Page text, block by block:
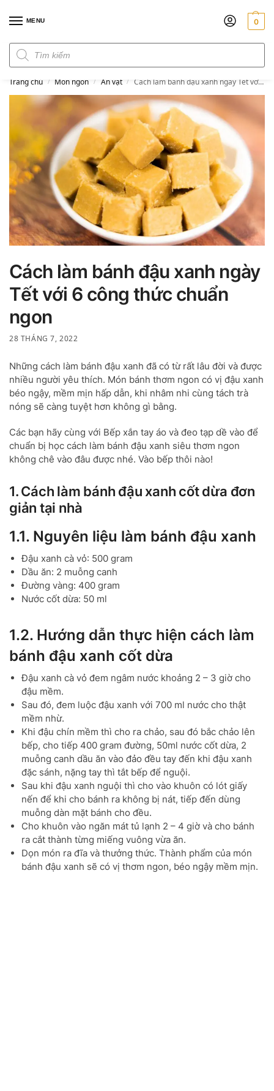
MENU 0
Trang chủ / Món ngon / Ăn vặt / Cách làm bánh đậu xanh ngày Tết với 6 công thức chuẩn ngon
Cách làm bánh đậu xanh ngày
Tết với 6 công thức chuẩn
ngon
28 THÁNG 7, 2022
Những cách làm bánh đậu xanh đã có từ rất lâu đời và được
nhiều người yêu thích. Món bánh thơm ngon có vị đậu xanh
béo ngậy, mềm mịn hấp dẫn, khi nhâm nhi cùng tách trà
nóng sẽ càng tuyệt hơn không gì bằng.
Các bạn hãy cùng với Bếp xắn tay áo và đeo tạp dề vào để
chuẩn bị học cách làm bánh đậu xanh siêu thơm ngon
không chê vào đâu được nhé. Vào bếp thôi nào!
1. Cách làm bánh đậu xanh cốt dừa đơn
giản tại nhà
1.1. Nguyên liệu làm bánh đậu xanh
Đậu xanh cà vỏ: 500 gram
Dầu ăn: 2 muỗng canh
Đường vàng: 400 gram
Nước cốt dừa: 50 ml
1.2. Hướng dẫn thực hiện cách làm
bánh đậu xanh cốt dừa
Đậu xanh cà vỏ đem ngâm nước khoảng 2 – 3 giờ cho
đậu mềm.
Sau đó, đem luộc đậu xanh với 700 ml nước cho thật
mềm nhừ.
Khi đậu chín mềm thì cho ra chảo, sau đó bắc chảo lên
bếp, cho tiếp 400 gram đường, 50ml nước cốt dừa, 2
muỗng canh dầu ăn vào đảo đều tay đến khi đậu xanh
đặc sánh, nặng tay thì tắt bếp để nguội.
Sau khi đậu xanh nguội thì cho vào khuôn có lót giấy
nến để khi cho bánh ra không bị nát, tiếp đến dùng
muỗng dàn mặt bánh cho đều.
Cho khuôn vào ngăn mát tủ lạnh 2 – 4 giờ và cho bánh
ra cắt thành từng miếng vuông vừa ăn.
Dọn món ra đĩa và thưởng thức. Thành phẩm của món
bánh đậu xanh sẽ có vị thơm ngon, béo ngậy mềm mịn.